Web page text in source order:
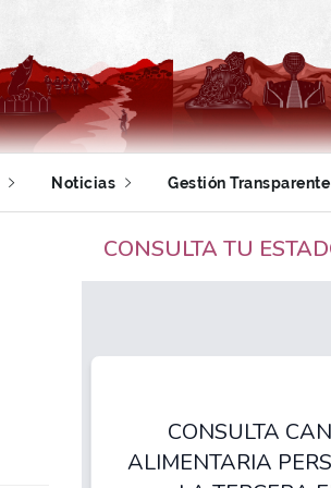
Noticias Gestión Transparente